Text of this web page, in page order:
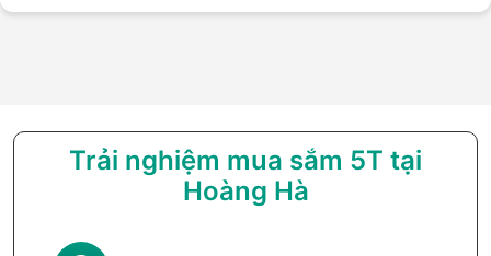
Trải nghiệm mua sắm 5T tại
Hoàng Hà